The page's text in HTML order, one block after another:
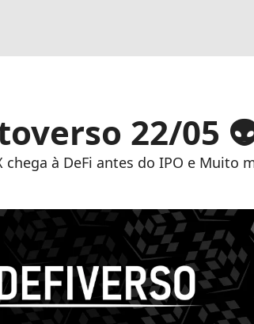
22/05
chega à DeFi antes do IPO e Muito